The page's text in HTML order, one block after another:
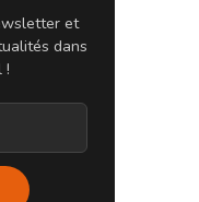
et
dans
!